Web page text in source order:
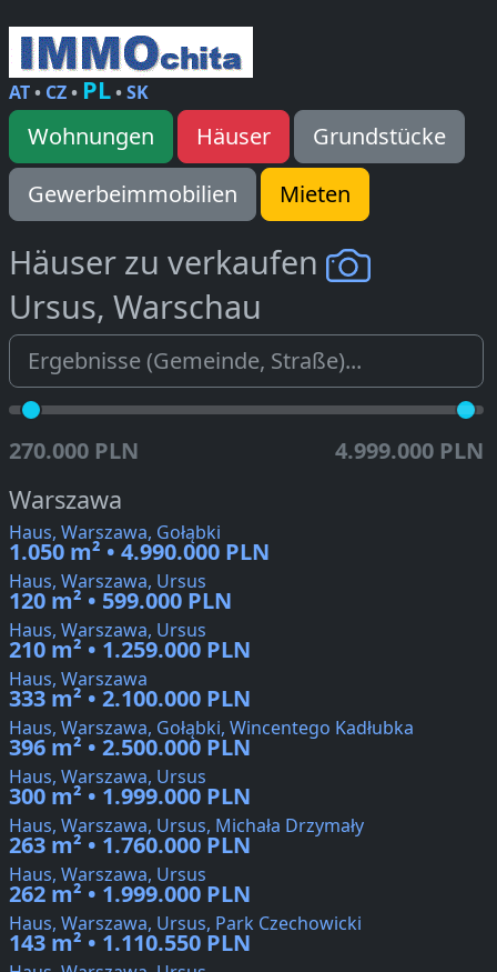
AT• CZ• PL•SK
Wohnungen Häuser
Grundstücke
Gewerbeimmobilien
Mieten
Häuser zu verkaufen
Ursus, Warschau
270.000 PLN 4.999.000 PLN
Warszawa
Haus, Warszawa, Gołąbki
1.050 m² • 4.990.000 PLN
Haus, Warszawa, Ursus
120 m² • 599.000 PLN
Haus, Warszawa, Ursus
210 m² • 1.259.000 PLN
Haus, Warszawa
333 m² • 2.100.000 PLN
Haus, Warszawa, Gołąbki, Wincentego Kadłubka
396 m² • 2.500.000 PLN
Haus, Warszawa, Ursus
300 m² • 1.999.000 PLN
Haus, Warszawa, Ursus, Michała Drzymały
263 m² • 1.760.000 PLN
Haus, Warszawa, Ursus
262 m² • 1.999.000 PLN
Haus, Warszawa, Ursus, Park Czechowicki
143 m² • 1.110.550 PLN